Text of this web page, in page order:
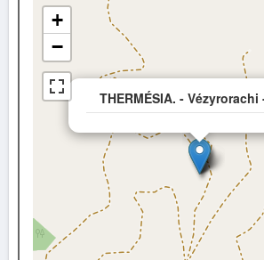
THERMÉSIA. - Vézyrorachi
+
−